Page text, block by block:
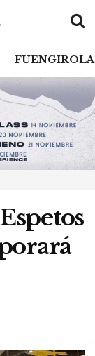
FUENGIROLA